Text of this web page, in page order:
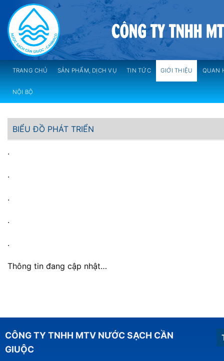
content
TRANG CHỦ SẢN PHẨM, DỊCH VỤ TIN TỨC GIỚI THIỆU QUAN
NỘI BỘ
BIỂU ĐỒ PHÁT TRIỂN
.
.
.
.
.
Thông tin đang cập nhật…
CÔNG TY TNHH MTV NƯỚC SẠCH CẦN
GIUỘC